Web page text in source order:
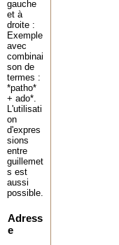
gauche
et à
droite :
Exemple
avec
combinai
son de
termes :
*patho*
+ ado*.
L'utilisati
on
d'expres
sions
entre
guillemet
s est
aussi
possible.
Adress
e